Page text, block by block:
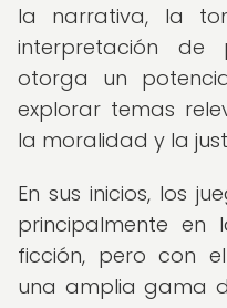
la narrativa, la
interpretación de
otorga un
explorar temas
la moralidad y la
En sus inicios, los
principalmente
ficción, pero con
una amplia gama